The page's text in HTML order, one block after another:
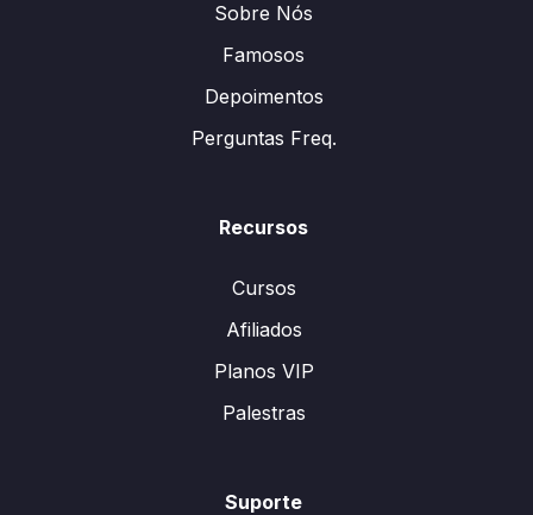
Sobre Nós
Famosos
Depoimentos
Perguntas Freq.
Recursos
Cursos
Afiliados
Planos VIP
Palestras
Suporte